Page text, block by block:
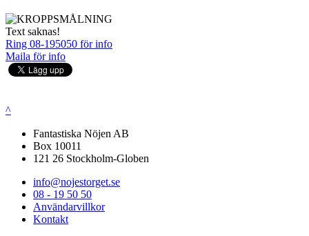
Text saknas!
Ring 08-195050 för info
Maila för info
^
Fantastiska Nöjen AB
Box 10011
121 26 Stockholm-Globen
info@nojestorget.se
08 - 19 50 50
Användarvillkor
Kontakt